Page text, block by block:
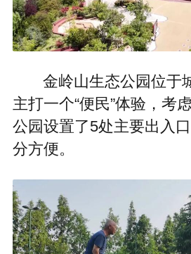
金岭山生态公园位于
主打一个“便民”体验，考
公园设置了5处主要出入
分方便。